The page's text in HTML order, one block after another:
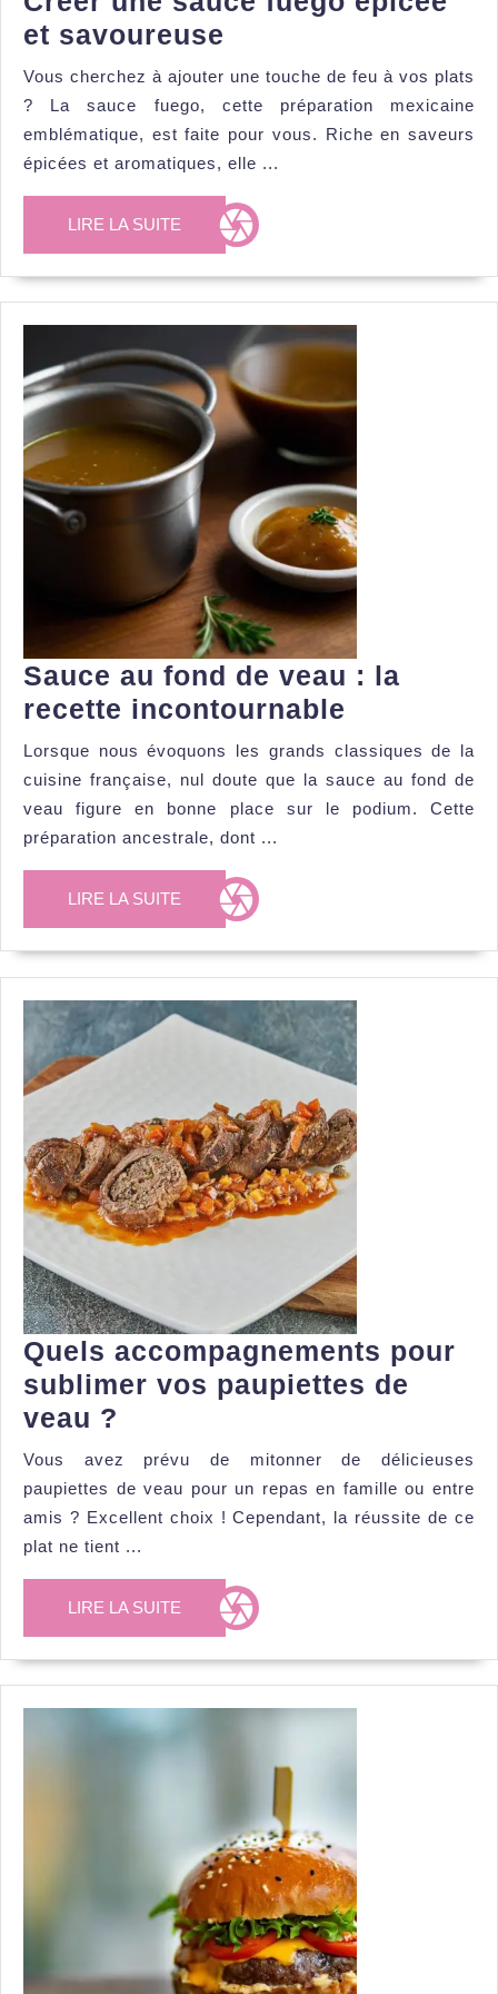
et savoureuse
une
sauce
fuego
épicée
et
savoureuse
Vous cherchez à ajouter une touche de feu à vos plats
? La sauce fuego, cette préparation mexicaine
emblématique, est faite pour vous. Riche en saveurs
épicées et aromatiques, elle ...
LIRE LA SUITE
SUITE
Sauce au fond de veau : la
recette incontournable
au
fond
de
Lorsque nous évoquons les grands classiques de la
cuisine française, nul doute que la sauce au fond de
veau figure en bonne place sur le podium. Cette
préparation ancestrale, dont ...
LIRE LA SUITE
SUITE
Quels accompagnements pour
sublimer vos paupiettes de
veau ?
accompagnements
pour
sublimer
vos
paupiettes
de
?
Vous avez prévu de mitonner de délicieuses
paupiettes de veau pour un repas en famille ou entre
amis ? Excellent choix ! Cependant, la réussite de ce
plat ne tient ...
LIRE LA SUITE
SUITE